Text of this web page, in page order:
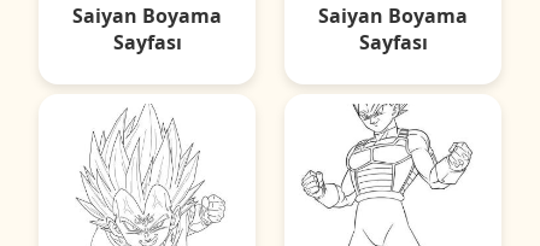
Saiyan Boyama
Sayfası
Saiyan Boyama
Sayfası